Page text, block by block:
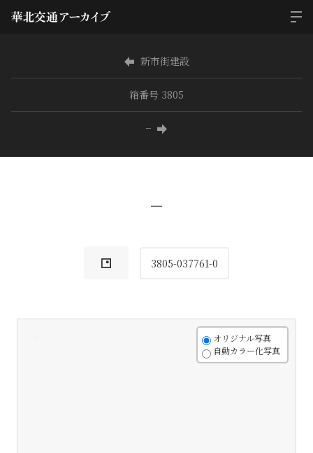
新市街建設
箱番号 3805
−
−
3805-037761-0
オリジナル写真
自動カラー化写真